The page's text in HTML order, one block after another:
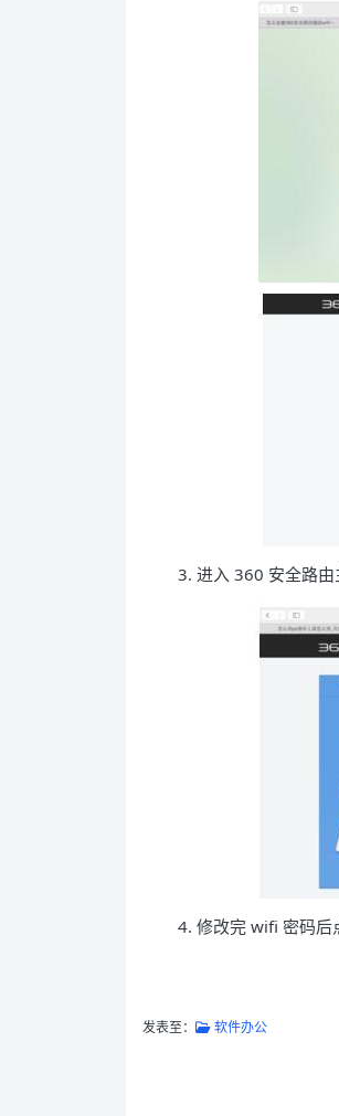
3. 进入 360 安全路
4. 修改完 wifi 密码后
发表至： 软件办公